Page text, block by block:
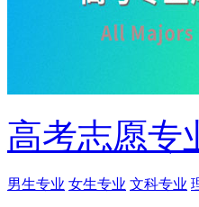
高考志愿专
男生专业 女生专业 文科专业